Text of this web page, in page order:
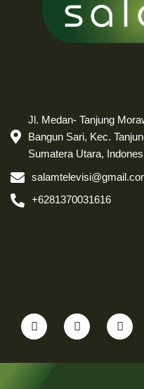
Jl. Medan- Tanjung
Bangun Sari, Kec.
Sumatera Utara,
+6281370031616